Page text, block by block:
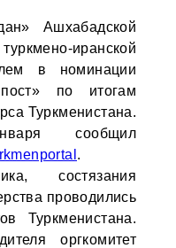
Ашхабадской
иранской
в номинации
по итогам
Туркменистана.
сообщил
.
состязания
проводились
Туркменистана.
оргкомитет